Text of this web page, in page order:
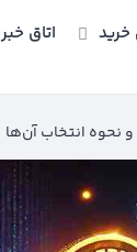
خرید اتاق خبر
نحوه انتخاب آن‌‌ها